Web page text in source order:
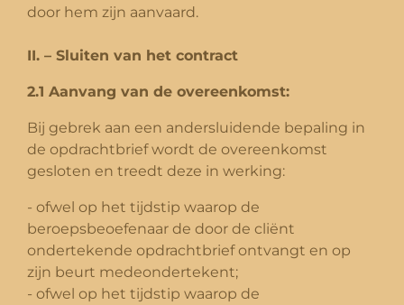
door hem zijn aanvaard.
II. – Sluiten van het contract
2.1 Aanvang van de overeenkomst:
Bij gebrek aan een andersluidende bepaling in
de opdrachtbrief wordt de overeenkomst
gesloten en treedt deze in werking:
- ofwel op het tijdstip waarop de
beroepsbeoefenaar de door de cliënt
ondertekende opdrachtbrief ontvangt en op
zijn beurt medeondertekent;
- ofwel op het tijdstip waarop de